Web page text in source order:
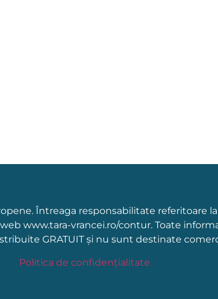
Întreaga responsabilitate referitoare
www.tara-vrancei.ro/contur. Toate
GRATUIT și nu sunt destinate
Politica de confidențialitate